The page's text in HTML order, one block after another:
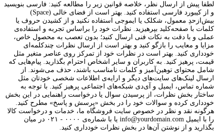
لطفا پیش از ارسال نظر، خلاصه قوانین زیر را مطالعه کنید: فارسی بنویسید
و از کیبورد فارسی استفاده کنید. بهتر است از فضای خالی (Space)
بیش‌از‌حدِ معمول، شکلک یا ایموجی استفاده نکنید و از کشیدن حروف یا
کلمات با صفحه‌کلید بپرهیزید. نظرات خود را براساس تجربه و استفاده‌ی
عملی و با دقت به نکات فنی ارسال کنید؛ بدون تعصب به محصول خاص،
مزایا و معایب را بازگو کنید و بهتر است از ارسال نظرات چندکلمه‌‌ای
خودداری کنید. بهتر است در نظرات خود از تمرکز روی عناصر متغیر مثل
قیمت، پرهیز کنید. به کاربران و سایر اشخاص احترام بگذارید. پیام‌هایی که
شامل محتوای توهین‌آمیز و کلمات نامناسب باشند، حذف می‌شوند. از
ارسال لینک‌های سایت‌های دیگر و ارایه‌ی اطلاعات شخصی خودتان مثل
شماره تماس، ایمیل و آی‌دی شبکه‌های اجتماعی پرهیز کنید. با توجه به
ساختار بخش نظرات، از پرسیدن سوال یا درخواست راهنمایی در این بخش
خودداری کرده و سوالات خود را در بخش «پرسش و پاسخ» مطرح کنید.
هرگونه نقد و نظر در خصوص سایت فروشگاه ما، خدمات و درخواست کالا
را با ایمیل info@yourdomain.com یا با شماره‌ی ۰۰۰۰ - ۰۲۱ در میان
بگذارید و از نوشتن آن‌ها در بخش نظرات خودداری کنید.